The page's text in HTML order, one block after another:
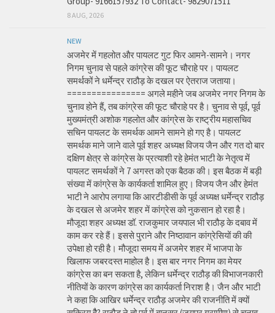
8 AUG, 2026
NEW
अजमेर में गहलोत और पायलट गुट फिर आमने-सामने। नगर
निगम चुनाव से पहले कांग्रेस की फूट चौराहे पर। पायलट
समर्थकों ने धर्मेन्द्र राठौड़ के दखल पर ऐतराज जताया।
================ अगले महीने जब अजमेर नगर निगम के
चुनाव होने हैं, तब कांग्रेस की फूट चौराहे पर है। चुनाव से पूर्व, पूर्व
मुख्यमंत्री अशोक गहलोत और कांग्रेस के राष्ट्रीय महासचिव
सचिन पायलट के समर्थक आमने सामने हो गए है। पायलट
समर्थक माने जाने वाले पूर्व शहर अध्यक्ष विजय जैन और गत दो बार
दक्षिण क्षेत्र से कांग्रेस के प्रत्याशी रहे हेमंत भाटी के नेतृत्व में
पायलट समर्थकों ने 7 अगस्त को एक बैठक की। इस बैठक में बड़ी
संख्या में कांग्रेस के कार्यकर्ता शामिल हुए। विजय जैन और हेमंत
भाटी ने आरोप लगाया कि आरटीडीसी के पूर्व अध्यक्ष धर्मेन्द्र राठौड़
के दखल से अजमेर शहर में कांग्रेस को नुकसान हो रहा है।
मौजूदा शहर अध्यक्ष डॉ. राजकुमार जयपाल भी राठौड़ के दबाव में
काम कर रहे हैं। इससे पुराने और निष्ठावान कांग्रेसियों की की
उपेक्षा हो रही है। मौजूदा समय में अजमेर शहर में भाजपा के
खिलाफ जबरदस्त माहोल है। इस बार नगर निगम का मेयर
कांग्रेस का बन सकता है, लेकिन धर्मेन्द्र राठौड़ की विभाजनकारी
नीतियों के कारण कांग्रेस का कार्यकर्ता निराश है। जैन और भाटी
ने कहा कि आखिर धर्मेन्द्र राठौड़ अजमेर की राजनीति में क्यों